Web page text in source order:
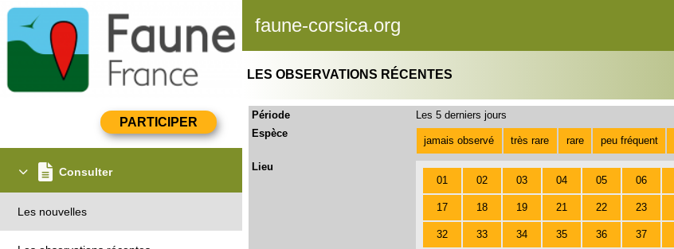
faune-corsica.org
Consulter
Les nouvelles
LES OBSERVATIONS RÉCENTES
Période
Les 5 derniers jours
Espèce
jamais observé très rare rare peu fréquent
Lieu
01
02 03 04 05 06
17 18 19 21 22 23
32 33 34 35 36 37